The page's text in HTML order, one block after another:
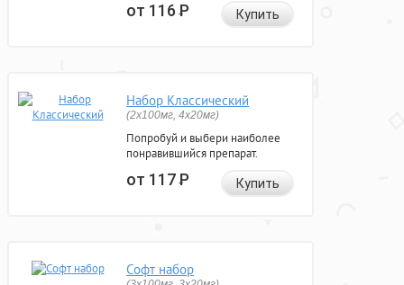
от 116Р Купить
Набор Классический
(2x100мг, 4x20мг)
Попробуй и выбери наиболее
понравившийся препарат.
от 117Р Купить
Софт набор